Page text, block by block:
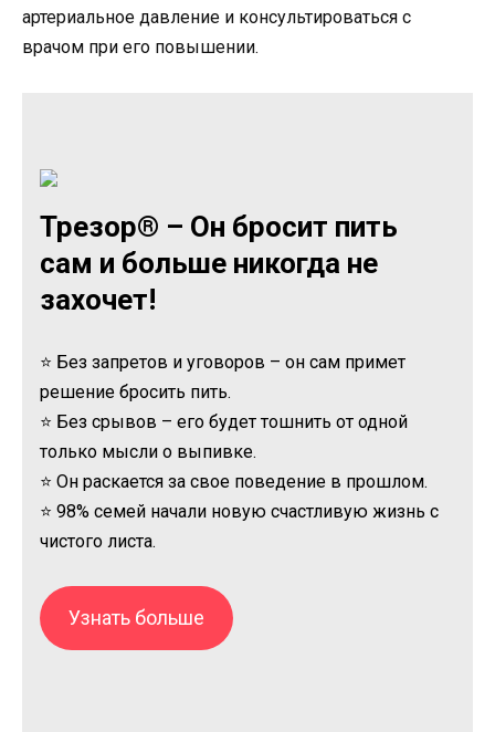
артериальное давление и консультироваться с
врачом при его повышении.
Трезор® – Он бросит пить
сам и больше никогда не
захочет!
⭐ Без запретов и уговоров – он сам примет
решение бросить пить.
⭐ Без срывов – его будет тошнить от одной
только мысли о выпивке.
⭐ Он раскается за свое поведение в прошлом.
⭐ 98% семей начали новую счастливую жизнь с
чистого листа.
Узнать больше